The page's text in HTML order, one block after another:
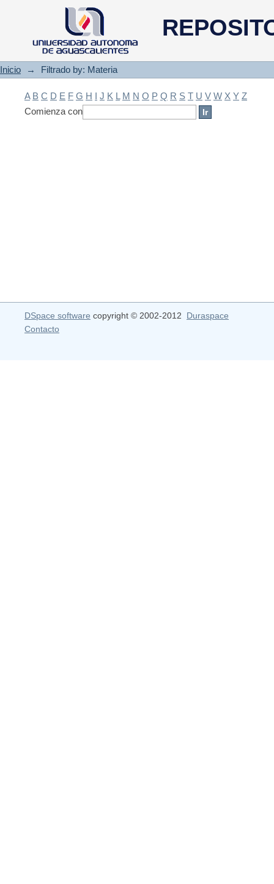
Filtrado by: Materia
Inicio → Filtrado by: Materia
A B C D E F G H I J K L M N O P Q R S T U V W X Y Z
Comienza con
DSpace software copyright © 2002-2012 Duraspace
Contacto